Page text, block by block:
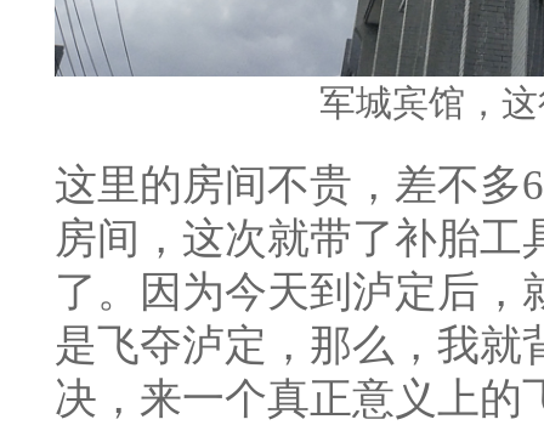
军城宾馆，
这里的房间不贵，差不多
房间，这次就带了补胎
了。因为今天到泸定后
是飞夺泸定，那么，我就
决，来一个真正意义上的